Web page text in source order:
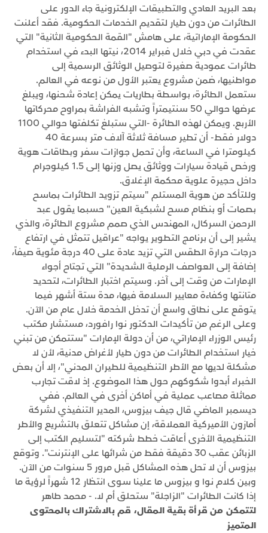
بعد البريد العادي والتطبيقات الإلكترونية جاء الدور على
الطائرات من دون طيار لتقديم الخدمات الحكومية. فقد أعلنت
الحكومة الإماراتية، على هامش "القمة الحكومية الثانية" التي
عقدت في دبي خلال فبراير 2014، نيتها البدء في استخدام
طائرات عمودية صغيرة لتوصيل الوثائق الرسمية إلى
مواطنيها، ضمن مشروع يعتبر الأول من نوعه في العالم.
ستعمل الطائرة، بواسطة بطاريات يمكن إعادة شحنها، ويبلغ
عرضها حوالي 50 سنتيمتراً وتشبه الفراشة بمراوح محركاتها
الأربع. ويمكن لهذه الطائرة -التي ستبلغ تكلفتها حوالي 1100
دولار فقط- أن تطير مسافة ثلاثة آلاف متر بسرعة 40
كيلومترا في الساعة، وأن تحمل جوازات سفر وبطاقات هوية
ورخص قيادة سيارات ووثائق يصل وزنها إلى 1.5 كيلوجرام
داخل حجيرة علوية محكمة الإغلاق.
وللتأكد من هوية المستلم "سيتم تزويد الطائرات بماسح
بصمات أو بنظام مسح لشبكية العين" حسبما يقول عبد
الرحمن السركال، المهندس الذي صمم مشروع الطائرة، والذي
يشير إلى أن برنامج التطوير يواجه "عراقيل تتمثل في ارتفاع
درجات حرارة الطقس التي تزيد عادة على 40 درجة مئوية صيفاً،
إضافة إلى العواصف الرملية الشديدة" التي تجتاح أجواء
الإمارات من وقت إلى آخر. وسيتم اختبار الطائرات، لتحديد
متانتها وكفاءة معايير السلامة فيها، مدة ستة أشهر فيما
يتوقع على نطاق واسع أن تدخل الخدمة خلال عام من الآن.
وعلى الرغم من تأكيدات الدكتور نوا رافورد، مستشار مكتب
رئيس الوزراء الإماراتي، من أن دولة الإمارات "ستتمكن من تبني
خيار استخدام الطائرات من دون طيار لأغراض مدنية، لأن لا
مشكلة لديها مع الأطر التنظيمية للطيران المدني"، إلا أن بعض
الخبراء أبدوا شكوكهم حول هذا الموضوع. إذ لاقت تجارب
مماثلة مصاعب عملية في أماكن أخرى في العالم. ففي
ديسمبر الماضي قال جيف بيزوس، المدير التنفيذي لشركة
أمازون الأميركية العملاقة، إن مشاكل تتعلق بالتشريع والأطر
التنظيمية الأخرى أعاقت خطط شركته "لتسليم الكتب إلى
الزبائن عقب 30 دقيقة فقط من شرائها على الإنترنت". وتوقع
بيزوس أن لا تحل هذه المشاكل قبل مرور 5 سنوات من الآن.
وبين كلام نوا و بيزوس ما علينا سوى انتظار 12 شهراً لرؤية ما
إذا كانت الطائرات "الزاجلة" ستحلق أم لا. - محمد طاهر
لتتمكن من قرأة بقية المقال، قم بالاشتراك بالمحتوى
المتميز